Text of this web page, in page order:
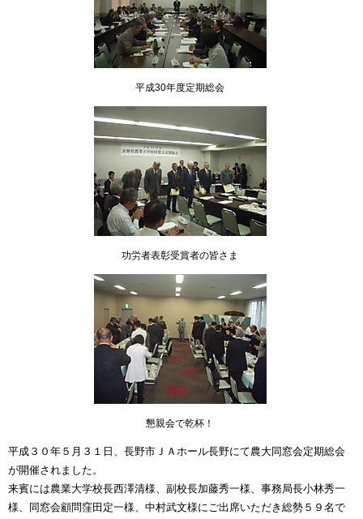
平成30年度定期総会
功労者表彰受賞者の皆さま
懇親会で乾杯！
平成３０年５月３１日、長野市ＪＡホール長野にて農大同窓会定期総会
が開催されました。
来賓には農業大学校長西澤清様、副校長加藤秀一様、事務局長小林秀一
様、同窓会顧問窪田定一様、中村武文様にご出席いただき総勢５９名で